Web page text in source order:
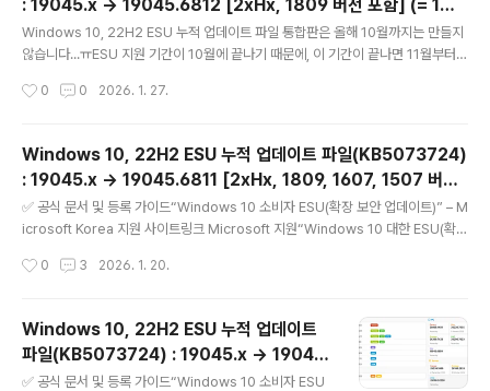
============..
: 19045.x → 19045.6812 [2xHx, 1809 버전 포함] (= 1월
일반 사용자용 월간 ESU 대역외 업데이트)
Windows 10, 22H2 ESU 누적 업데이트 파일 통합판은 올해 10월까지는 만들지
않습니다...ㅠESU 지원 기간이 10월에 끝나기 때문에, 이 기간이 끝나면 11월부터
--------------------------------------------------------------------
이트링크 Microsoft 지원“Windows 10 대한 ESU(확장 보안 업데이트) 프로그
램” –..
0 0 2026. 1. 27.
Windows 10, 22H2 ESU 누적 업데이트 파일(KB5073724)
: 19045.x → 19045.6811 [2xHx, 1809, 1607, 1507 버전
포함] (= 1월 일반 사용자용 월간 ESU 대역외 업데이트)
✅ 공식 문서 및 등록 가이드“Windows 10 소비자 ESU(확장 보안 업데이트)” – M
icrosoft Korea 지원 사이트링크 Microsoft 지원“Windows 10 대한 ESU(확장
n“Windows 10 ESU(확장 보안 업데이트) 사용(활성화) 가이드” – 기업/조직용 등
oft Windows” – 주요 소비자용 등록 안내 페이지링크 Microsoft Windows 10
ESU(Extended Security Updates, 확장 보안 업데이트)에 대해서 =======
============..
0 3 2026. 1. 20.
Windows 10, 22H2 ESU 누적 업데이트
파일(KB5073724) : 19045.x → 19045.
6809 [2xHx, 1809, 1607, 1507 버전 포
✅ 공식 문서 및 등록 가이드“Windows 10 소비자 ESU